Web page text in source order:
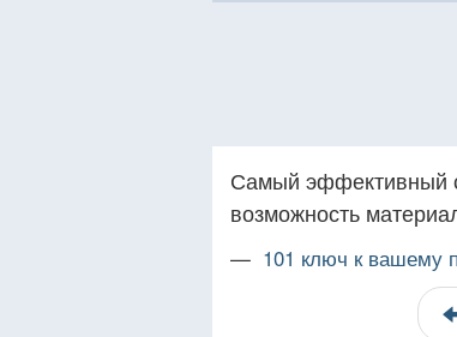
Самый эффективный
возможность
— 101 ключ к вашему